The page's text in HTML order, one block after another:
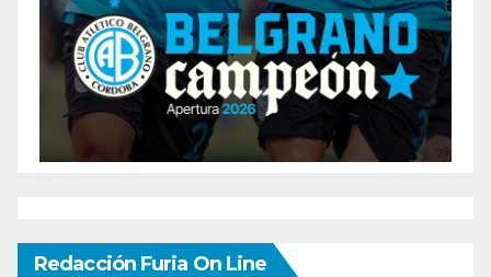
Redacción Furia On Line